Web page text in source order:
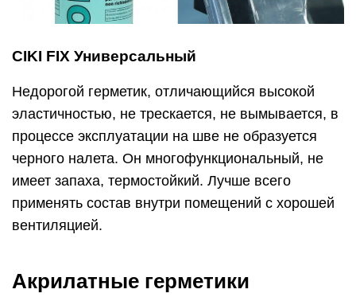
CIKI FIX Универсальный
Недорогой герметик, отличающийся высокой
эластичностью, не трескается, не вымывается, в
процессе эксплуатации на шве не образуется
черного налета. Он многофункциональный, не
имеет запаха, термостойкий. Лучше всего
применять состав внутри помещений с хорошей
вентиляцией.
Акрилатные герметики